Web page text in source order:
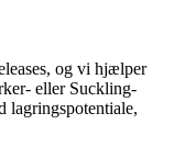
og vi hjælper
eller Suckling-
lagringspotentiale,